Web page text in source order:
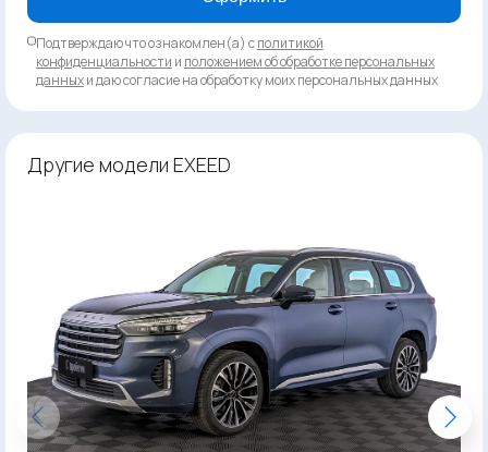
Подтверждаю что ознакомлен(а) сполитикой
конфиденциальности и положением об обработке персональных
данныхи даю согласие на обработку моих персональных данных
Другие модели EXEED